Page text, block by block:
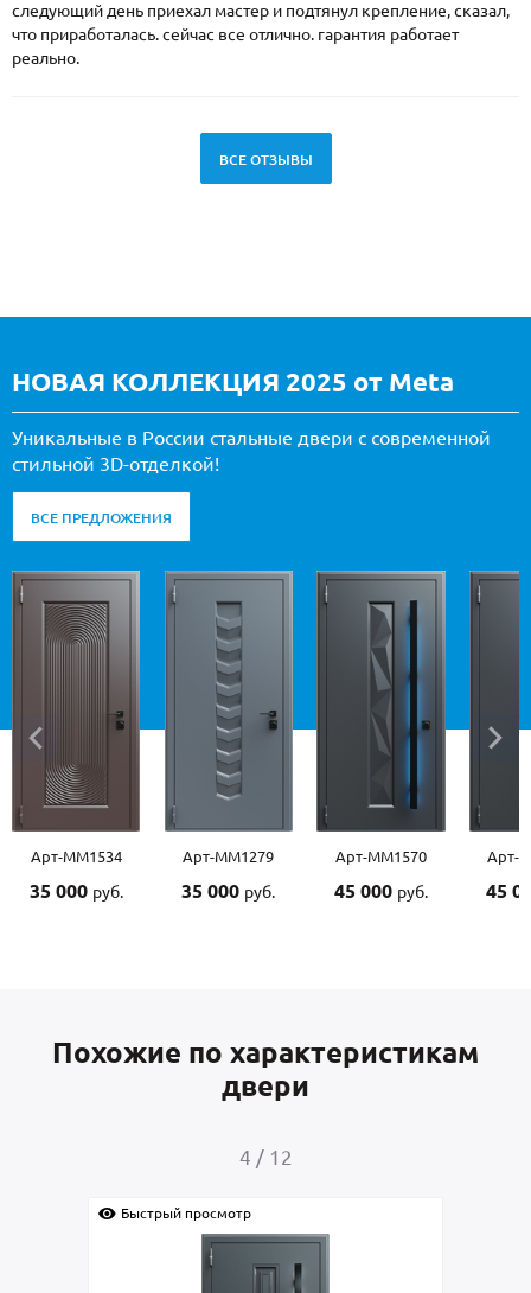
следующий день приехал мастер и подтянул крепление, сказал,
что приработалась. сейчас все отлично. гарантия работает
реально.
ВСЕ ОТЗЫВЫ
НОВАЯ КОЛЛЕКЦИЯ 2025 от Meta
Уникальные в России стальные двери с современной
стильной 3D-отделкой!
ВСЕ ПРЕДЛОЖЕНИЯ
Арт-ММ1534
35 000 руб.
Арт-ММ1279
35 000 руб.
Арт-ММ1570
45 000 руб.
Арт-
45
Похожие по характеристикам
двери
4 / 12
Быстрый просмотр